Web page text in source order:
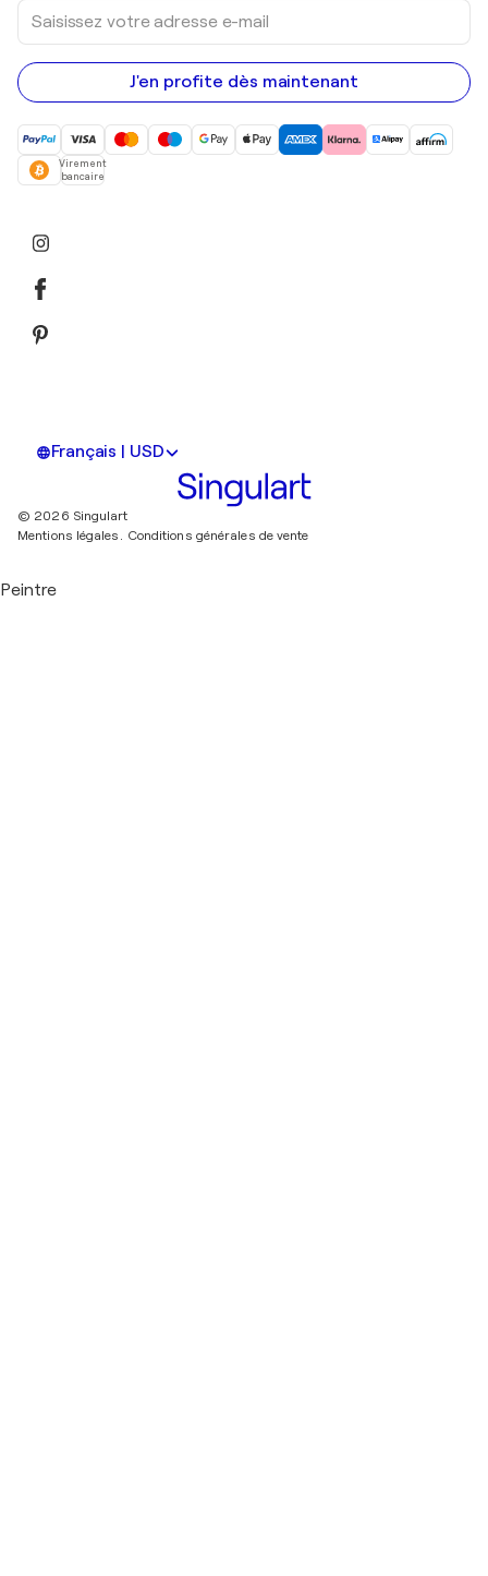
Saisissez
votre
adresse
e-
mail
J'en profite dès maintenant
Virement
bancaire
Français | USD
© 2026 Singulart
Mentions légales. Conditions générales de vente
Peintre